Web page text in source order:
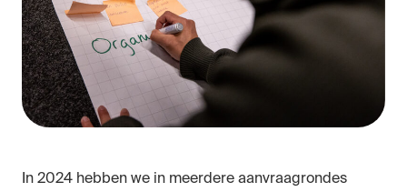
In 2024 hebben we in meerdere aanvraagrondes